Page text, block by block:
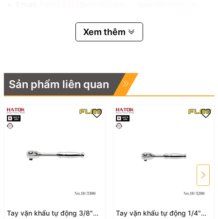
Xem thêm
Sản phẩm liên quan
Tay vặn khẩu tự động 3/8"
Tay vặn khẩu tự động 1/4"